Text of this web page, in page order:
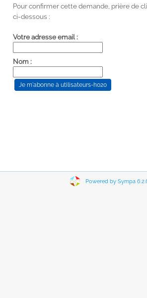
Pour confirmer cette demande, prière de
ci-dessous :
Votre adresse email :
Nom :
Powered by Sympa